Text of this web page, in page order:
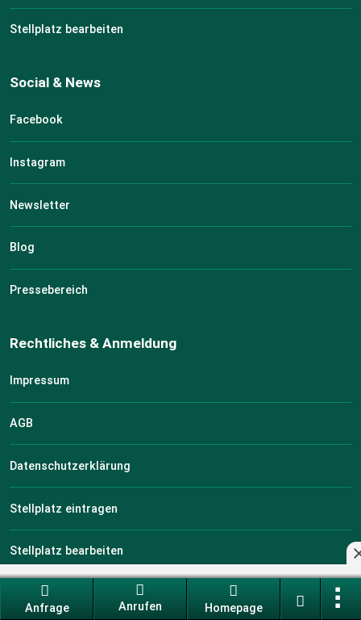
Anfrage Anrufen Homepage
Stellplatz bearbeiten
Social & News
Facebook
Instagram
Newsletter
Blog
Pressebereich
Rechtliches & Anmeldung
Impressum
AGB
Datenschutzerklärung
Stellplatz eintragen
Stellplatz bearbeiten
zu deinen Favoriten